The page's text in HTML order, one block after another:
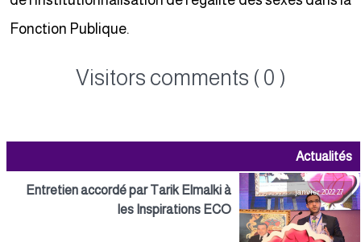
Fonction Publique.
Visitors comments ( 0 )
Actualités
27 janvier 2022
Entretien accordé par Tarik Elmalki à
les Inspirations ECO